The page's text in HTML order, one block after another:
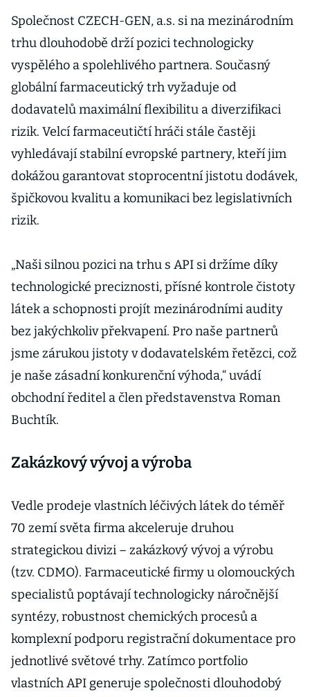
Společnost CZECH-GEN, a.s. si na mezinárodním
trhu dlouhodobě drží pozici technologicky
vyspělého a spolehlivého partnera. Současný
globální farmaceutický trh vyžaduje od
dodavatelů maximální flexibilitu a diverzifikaci
rizik. Velcí farmaceutičtí hráči stále častěji
vyhledávají stabilní evropské partnery, kteří jim
dokážou garantovat stoprocentní jistotu dodávek,
špičkovou kvalitu a komunikaci bez legislativních
rizik.
„Naši silnou pozici na trhu s API si držíme díky
technologické preciznosti, přísné kontrole čistoty
látek a schopnosti projít mezinárodními audity
bez jakýchkoliv překvapení. Pro naše partnerů
jsme zárukou jistoty v dodavatelském řetězci, což
je naše zásadní konkurenční výhoda,“ uvádí
obchodní ředitel a člen představenstva Roman
Buchtík.
Zakázkový vývoj a výroba
Vedle prodeje vlastních léčivých látek do téměř
70 zemí světa firma akceleruje druhou
strategickou divizi – zakázkový vývoj a výrobu
(tzv. CDMO). Farmaceutické firmy u olomouckých
specialistů poptávají technologicky náročnější
syntézy, robustnost chemických procesů a
komplexní podporu registrační dokumentace pro
jednotlivé světové trhy. Zatímco portfolio
vlastních API generuje společnosti dlouhodobý